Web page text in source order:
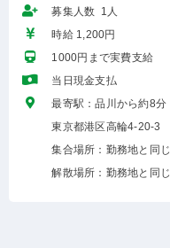
募集人数 1人
時給 1,200円
1000円まで実費支給
当日現金支払
最寄駅：品川から約8分
東京都港区高輪4-20-3
集合場所：勤務地と同じ
解散場所：勤務地と同じ